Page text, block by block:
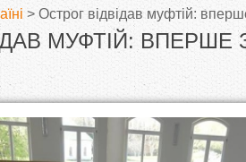
> Острог відвідав муфтій:
МУФТІЙ: ВПЕРШЕ